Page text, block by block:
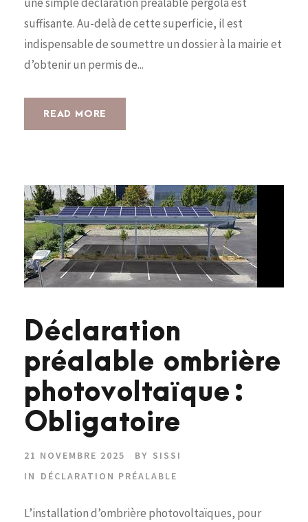
suffisante. Au-delà de cette superficie, il est
indispensable de soumettre un dossier à la mairie et
d’obtenir un permis de...
READ MORE
Déclaration
préalable ombrière
photovoltaïque :
Obligatoire
21 NOVEMBRE 2025 BY SISSI
IN
DÉCLARATION PRÉALABLE
L’installation d’ombrière photovoltaïques, pour